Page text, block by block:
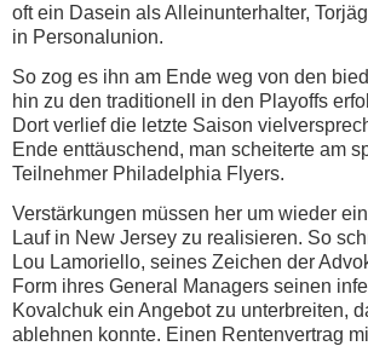
oft ein Dasein als Alleinunterhalter,
in Personalunion.
So zog es ihn am Ende weg von den
hin zu den traditionell in den Playoffs
Dort verlief die letzte Saison
Ende enttäuschend, man scheiterte am
Teilnehmer Philadelphia Flyers.
Verstärkungen müssen her um wieder
Lauf in New Jersey zu realisieren. So
Lou Lamoriello, seines Zeichen der
Form ihres General Managers seinen
Kovalchuk ein Angebot zu unterbreiten,
ablehnen konnte. Einen Rentenvertrag